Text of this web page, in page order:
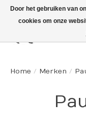
Home / Merken /
Door het gebruiken van
cookies om onze